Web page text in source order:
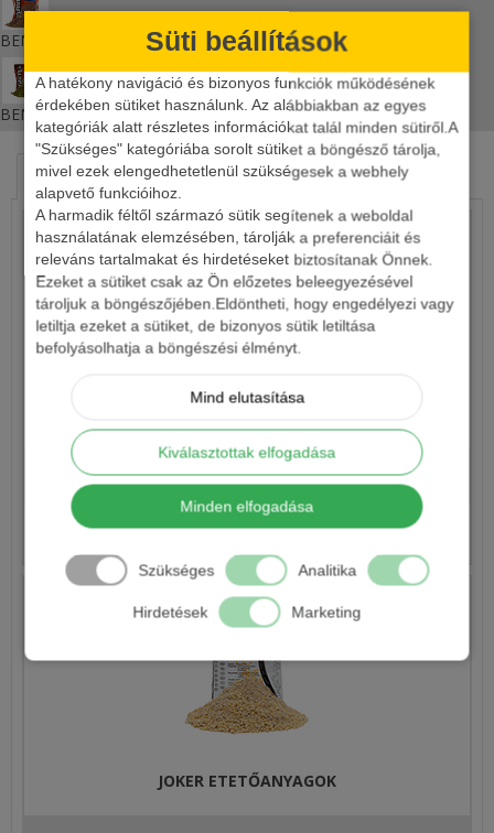
Süti beállítások
A hatékony navigáció és bizonyos funkciók működésének
érdekében sütiket használunk. Az alábbiakban az egyes
kategóriák alatt részletes információkat talál minden sütiről.A
"Szükséges" kategóriába sorolt sütiket a böngésző tárolja,
mivel ezek elengedhetetlenül szükségesek a webhely
alapvető funkcióihoz.
A harmadik féltől származó sütik segítenek a weboldal
használatának elemzésében, tárolják a preferenciáit és
releváns tartalmakat és hirdetéseket biztosítanak Önnek.
Ezeket a sütiket csak az Ön előzetes beleegyezésével
tároljuk a böngészőjében.Eldöntheti, hogy engedélyezi vagy
letiltja ezeket a sütiket, de bizonyos sütik letiltása
befolyásolhatja a böngészési élményt.
Mind elutasítása
Kiválasztottak elfogadása
Minden elfogadása
Szükséges Analitika
Hirdetések Marketing
BENZAR TURBO BREAM ETETŐANYAG
BENZAR TURBO FEEDER 800G
HASONLÓ TERMÉKEK KAPCSOLÓDÓ ÍRÁSOK
1 190 Ft
Részletek
JOKER ETETŐANYAGOK